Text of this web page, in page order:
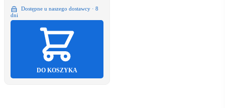
Dostępne u naszego dostawcy · 8
dni
DO KOSZYKA